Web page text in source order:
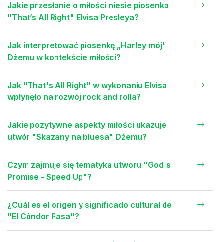
Jakie przesłanie o miłości niesie piosenka
"That’s All Right" Elvisa Presleya?
Jak interpretować piosenkę „Harley mój”
Dżemu w kontekście miłości?
Jak "That's All Right" w wykonaniu Elvisa
wpłynęło na rozwój rock and rolla?
Jakie pozytywne aspekty miłości ukazuje
utwór "Skazany na bluesa" Dżemu?
Czym zajmuje się tematyka utworu "God's
Promise - Speed Up"?
¿Cuál es el origen y significado cultural de
"El Cóndor Pasa"?